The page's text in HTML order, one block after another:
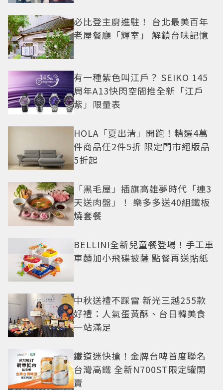
必比登主廚進駐！ 台北最美百年
老屋餐廳「輝室」 解鎖台味記憶
有一種紫色叫江戶？ SEIKO 145
周年A13快閃空間推全新「江戶
紫」限量表
HOLA「夏出清」開跑！精選4萬
件商品任2件5折 限定門市絕版品
5折起
「黑毛屋」插旗高雄夢時代「連3
天送肉盤」！ 樂多多送40組鐵板
燒套餐
BELLINI全新兒童餐登場！手工車
車麵加小飛碟披薩 點餐再送貼紙
中秋送禮不踩雷 新光三越255款
好禮：人氣蛋黃酥、台日韓美食
一站滿足
鐵道迷快搶！金牌台啤首度聯名
台灣高鐵 全新N700ST限定罐開
賣